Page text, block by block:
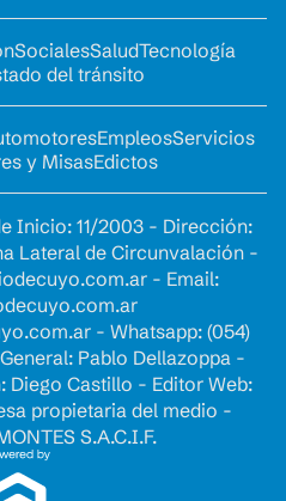
SocialesSaludTecnología
del tránsito
EmpleosServicios
y MisasEdictos
Inicio: 11/2003 - Dirección:
Lateral de Circunvalación -
- Email:
- Whatsapp: (054)
Pablo Dellazoppa -
Diego Castillo - Editor Web:
propietaria del medio -
S.A.C.I.F.